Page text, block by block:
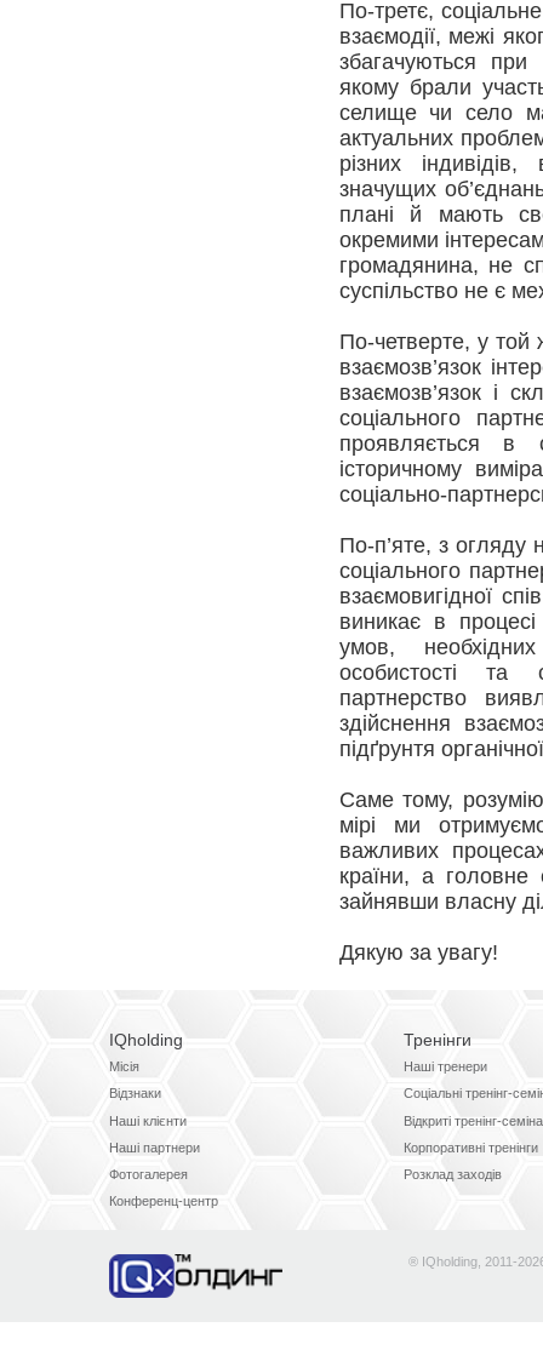
По-третє,
взаємодії, межі
збагачуються при
якому брали
селище чи село
актуальних
різних
значущих
плані й мають
окремими
громадянина, не
суспільство не є
По-четверте, у той
взаємозв’язок
взаємозв’язок і
соціального
проявляється в
історичному
соціально-
По-п’яте, з огляду
соціального
взаємовигідної
виникає в процесі
умов,
особистості та
партнерство
здійснення
підґрунтя
Саме тому,
мірі ми
важливих
країни, а головне
зайнявши власну
Дякую за увагу!
IQholding
Місія
Відзнаки
Наші клієнти
Наші партнери
Фотогалерея
Конференц-центр
Тренінги
Наші тренери
Соціальні тренінг-
Відкриті тренінг-
Корпоративні тренінги
Розклад заходів
® IQholding, 2011-